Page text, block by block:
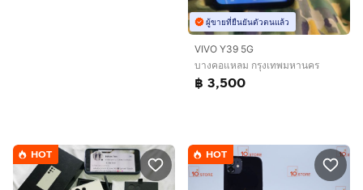
ผู้ขายที่ยืนยันตัวตนแล้ว
VIVO Y39 5G
บางคอแหลม กรุงเทพมหานคร
฿ 3,500
HOT HOT